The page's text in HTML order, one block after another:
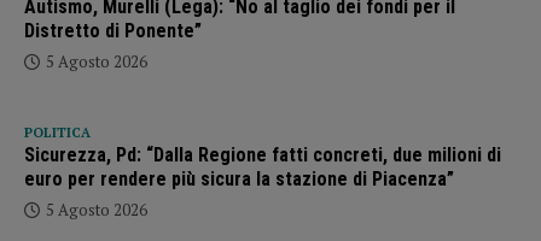
Autismo, Murelli (Lega): “No al taglio dei fondi per il
Distretto di Ponente”
5 Agosto 2026
POLITICA
Sicurezza, Pd: “Dalla Regione fatti concreti, due milioni di
euro per rendere più sicura la stazione di Piacenza”
5 Agosto 2026